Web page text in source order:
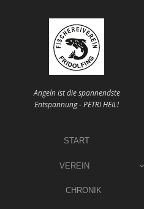
Angeln ist die spannendste
Entspannung - PETRI HEIL!
START
VEREIN
CHRONIK